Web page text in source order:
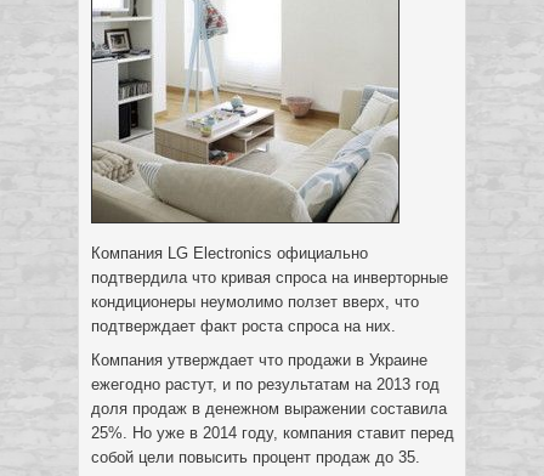
Компания LG Electronics официально
подтвердила что кривая спроса на инверторные
кондиционеры неумолимо ползет вверх, что
подтверждает факт роста спроса на них.
Компания утверждает что продажи в Украине
ежегодно растут, и по результатам на 2013 год
доля продаж в денежном выражении составила
25%. Но уже в 2014 году, компания ставит перед
собой цели повысить процент продаж до 35.